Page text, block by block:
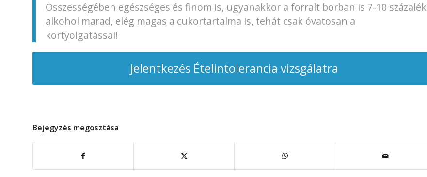
Összességében egészséges és finom is, ugyanakkor a forralt borban is 7-10 százalék
alkohol marad, elég magas a cukortartalma is, tehát csak óvatosan a
kortyolgatással!
Jelentkezés Ételintolerancia vizsgálatra
Bejegyzés megosztása